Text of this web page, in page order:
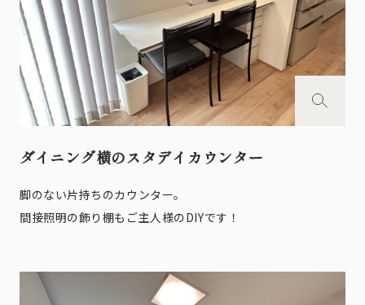
ダイニング横のスタデイカウンター
脚のない片持ちのカウンター。
間接照明の飾り棚もご主人様のDIYです！